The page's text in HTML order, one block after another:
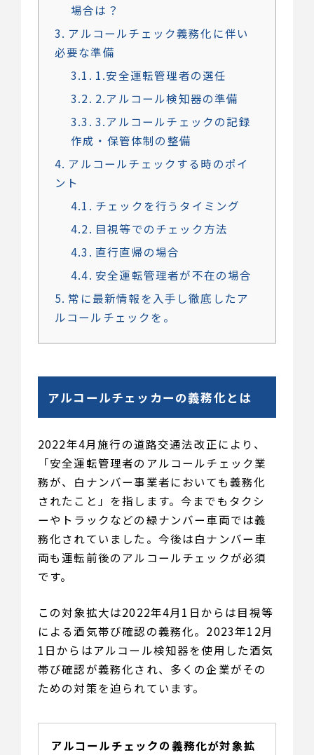
場合は？
3
アルコールチェック義務化に伴い
必要な準備
3.1
1.安全運転管理者の選任
3.2 2.アルコール検知器の準備
3.3 3.アルコールチェックの記録
作成・保管体制の整備
4 アルコールチェックする時のポイ
ント
4.1
チェックを行うタイミング
4.2
目視等でのチェック方法
4.3
直行直帰の場合
4.4 安全運転管理者が不在の場合
5 常に最新情報を入手し徹底したア
ルコールチェックを。
アルコールチェッカーの義務化とは
2022年4月施行の道路交通法改正により、
「安全運転管理者のアルコールチェック業
務が、白ナンバー事業者においても義務化
されたこと」を指します。今までもタクシ
ーやトラックなどの緑ナンバー車両では義
務化されていました。今後は白ナンバー車
両も運転前後のアルコールチェックが必須
です。
この対象拡大は2022年4月1日からは目視等
による酒気帯び確認の義務化。2023年12月
1日からはアルコール検知器を使用した酒気
帯び確認が義務化され、多くの企業がその
ための対策を迫られています。
アルコールチェックの義務化が対象拡